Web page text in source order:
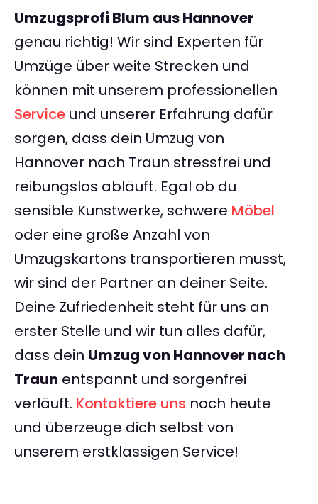
Umzugsprofi Blum aus Hannover
genau richtig! Wir sind Experten für
Umzüge über weite Strecken und
können mit unserem professionellen
Service und unserer Erfahrung dafür
sorgen, dass dein Umzug von
Hannover nach Traun stressfrei und
reibungslos abläuft. Egal ob du
sensible Kunstwerke, schwere Möbel
oder eine große Anzahl von
Umzugskartons transportieren musst,
wir sind der Partner an deiner Seite.
Deine Zufriedenheit steht für uns an
erster Stelle und wir tun alles dafür,
dass dein Umzug von Hannover nach
Traun entspannt und sorgenfrei
verläuft. Kontaktiere uns noch heute
und überzeuge dich selbst von
unserem erstklassigen Service!